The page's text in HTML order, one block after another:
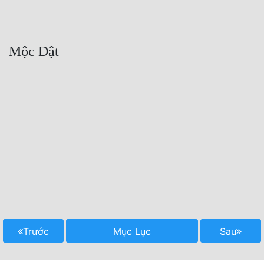
Trước Mục Lục Sau